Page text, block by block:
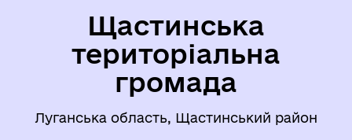
Щастинська
територіальна
громада
Луганська область, Щастинський район